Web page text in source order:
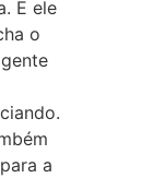
E ele
o
a